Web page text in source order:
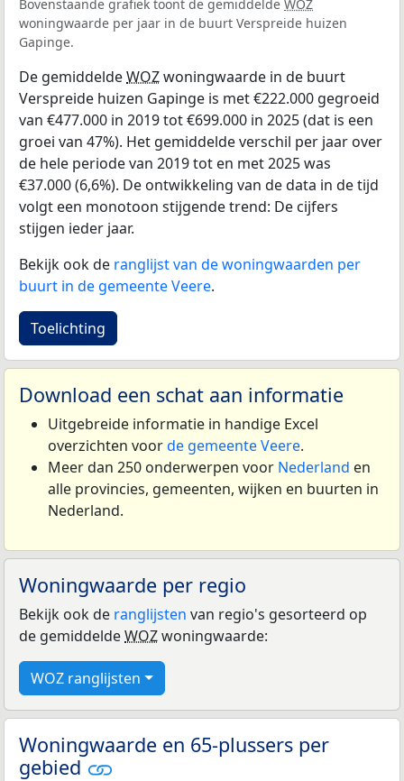
Bovenstaande grafiek toont de gemiddelde WOZ
woningwaarde per jaar in de buurt Verspreide huizen
Gapinge.
De gemiddeldeWOZwoningwaarde in de buurt
Verspreide huizen Gapinge is met €222.000 gegroeid
van €477.000 in 2019 tot €699.000 in 2025 (dat is een
groei van 47%). Het gemiddelde verschil per jaar over
de hele periode van 2019 tot en met 2025 was
€37.000 (6,6%). De ontwikkeling van de data in de tijd
volgt een monotoon stijgende trend: De cijfers
stijgen ieder jaar.
Bekijk ook de ranglijst van de woningwaarden per
buurt in de gemeente Veere.
Toelichting
Download een schat aan informatie
Uitgebreide informatie in handige Excel
overzichten voorde gemeente Veere.
Meer dan 250 onderwerpen voor Nederland en
alle provincies, gemeenten, wijken en buurten in
Nederland.
Woningwaarde per regio
Bekijk ook de ranglijsten van regio's gesorteerd op
de gemiddeldeWOZwoningwaarde:
WOZ ranglijsten
Woningwaarde en 65-plussers per
gebied